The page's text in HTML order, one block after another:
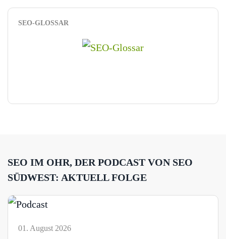
SEO-GLOSSAR
SEO IM OHR, DER PODCAST VON SEO
SÜDWEST: AKTUELL FOLGE
01. August 2026